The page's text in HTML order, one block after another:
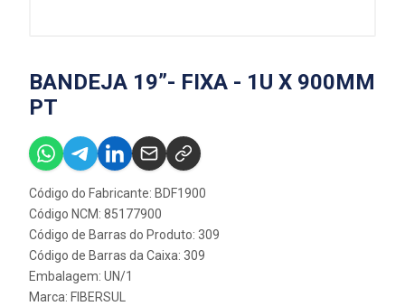
BANDEJA 19”- FIXA - 1U X 900MM
PT
Código do Fabricante: BDF1900
Código NCM: 85177900
Código de Barras do Produto: 309
Código de Barras da Caixa: 309
Embalagem: UN/1
Marca: FIBERSUL